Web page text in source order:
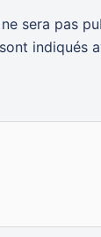
sera pas
indiqués